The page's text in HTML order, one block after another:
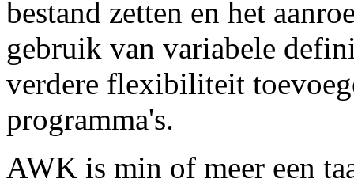
bestand zetten en het
gebruik van variabele
verdere flexibiliteit
programma's.
AWK is min of meer een